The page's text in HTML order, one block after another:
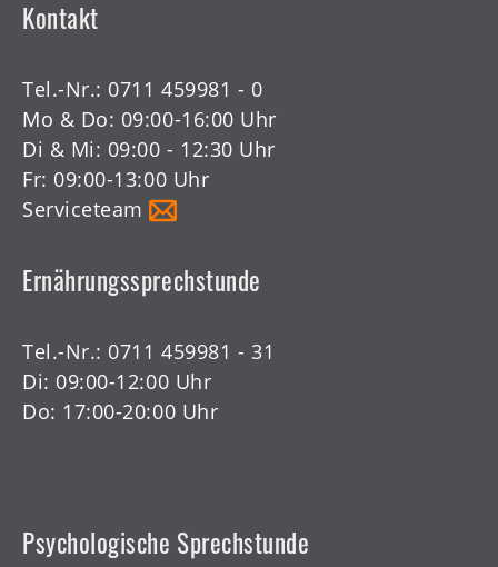
Kontakt
Tel.-Nr.: 0711 459981 - 0
Mo & Do: 09:00-16:00 Uhr
Di & Mi: 09:00 - 12:30 Uhr
Fr: 09:00-13:00 Uhr
Serviceteam
Ernährungssprechstunde
Tel.-Nr.: 0711 459981 - 31
Di: 09:00-12:00 Uhr
Do: 17:00-20:00 Uhr
Psychologische Sprechstunde